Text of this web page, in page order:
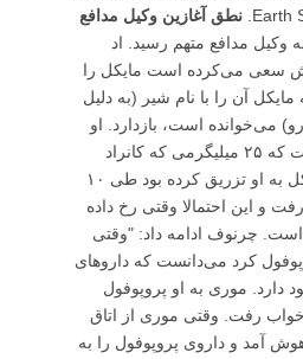
نطق آغازین وکیل مدافع
وکیل مدافع متهم رسید. اد
سعی می‌کرده است مایکل را
آن را با نام شیر (به دلیل
می‌خوانده است، بازدارد. او
در نطق آغازین خود گفت که ۲۵ میلیگرمی که کانراد
موری در روز فوت مایکل به او تزریق کرده بود طی ۱۰
و این احتمالا وقتی رخ داده
است. چرنوف ادامه داد: "وقتی
کرد می‌دانست که داروهای
دارد. موری به او پروپوفول
رفت. وقتی موری از اتاق
آمد و داروی پروپوفول را به